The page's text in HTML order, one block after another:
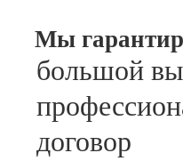
Мы
большой
договор